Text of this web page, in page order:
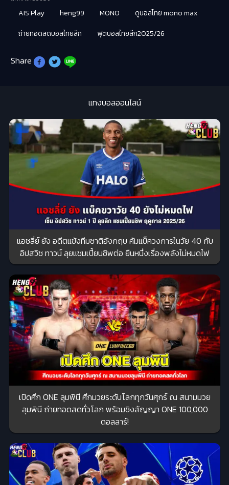
AIS Play heng99 MONO
ดูบอลไทย mono max
ถ่ายทอดสดบอลไทยลีก
ฟุตบอลไทยลีก2025/26
Share
แทงบอลออนไลน์
แอชลี่ย์ ยัง อดีตแข้งทีมชาติอังกฤษ คัมแบ็ควงการในวัย 40 กับ
อิปสวิช ทาวน์ ลุยแชมเปี้ยนชิพต่อ ยืนหนึ่งเรื่องพลังไม่หมดไฟ
เปิดศึก ONE ลุมพินี ศึกมวยระดับโลกทุกวันศุกร์ ณ สนามมวย
ลุมพินี ถ่ายทอดสดทั่วโลก พร้อมชิงสัญญา ONE 100,000
ดอลลาร์!